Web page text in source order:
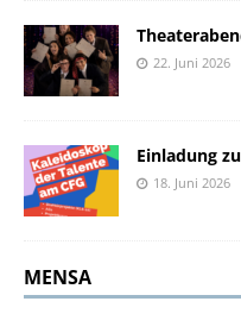
22. Juni 2026
Einladung
18. Juni 2026
MENSA